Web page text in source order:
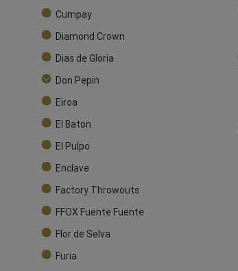
Cumpay
Diamond Crown
Dias de Gloria
Don Pepin
Eiroa
El Baton
El Pulpo
Enclave
Factory Throwouts
FFOX Fuente Fuente
Flor de Selva
Furia